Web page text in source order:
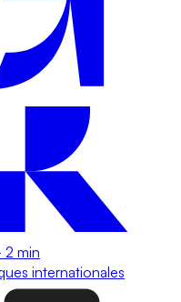
2 min
internationales